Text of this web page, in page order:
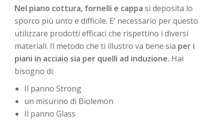
Nel piano cottura, fornelli e cappa si deposita lo
sporco più unto e difficile. E’ necessario per questo
utilizzare prodotti efficaci che rispettino i diversi
materiali. Il metodo che ti illustro va bene sia per i
piani in acciaio sia per quelli ad induzione. Hai
bisogno di:
Il panno Strong
un misurino di Biolemon
Il panno Glass